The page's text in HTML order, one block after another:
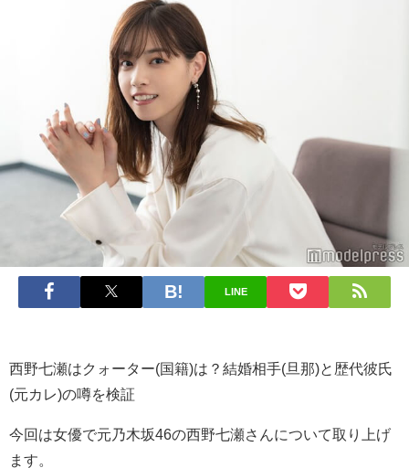
LINE
西野七瀬はクォーター(国籍)は？結婚相手(旦那)と歴代彼氏
(元カレ)の噂を検証
今回は女優で元乃木坂46の西野七瀬さんについて取り上げ
ます。